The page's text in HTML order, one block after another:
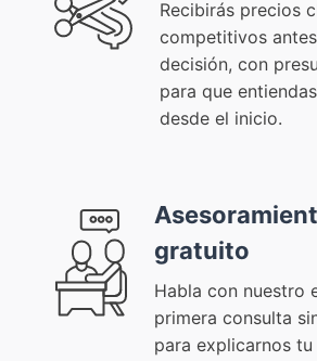
Recibirás precios
competitivos
decisión, con
para que
desde el inicio.
gratuito
Habla con nuestro
primera consulta
para explicarnos tu